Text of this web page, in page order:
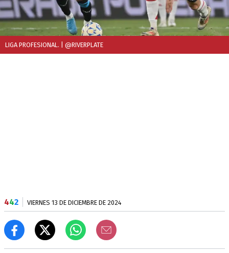
LIGA PROFESIONAL. | @RIVERPLATE
442 VIERNES 13 DE DICIEMBRE DE 2024